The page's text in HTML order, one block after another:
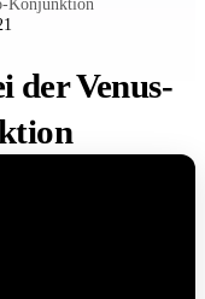
Konjunktion
der Venus-